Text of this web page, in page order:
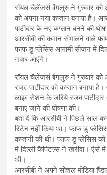
रॉयल चैलेंजर्स बेंगलुरु ने गुरुवार को
को अपना नया कप्‍तान बनाया है।
पाटीदार के नए कप्‍तान बनने की
आरसीबी की कमान संभालने वाले
फाफ डु प्‍लेसिस आगामी सीजन में
नजर आएंगे।
रॉयल चैलेंजर्स बेंगलुरु ने गुरुवार
रजत पाटीदार को कप्‍तान बनाया
लाइव सेशन के जरिये रजत पाटीदार
बनाए जाने की घोषणा की।
बता दें कि आरसीबी ने पिछले साल
रिटेन नहीं किया था। फाफ डु
कप्‍तानी की थी। फाफ डु प्‍लेसिस
में दिल्‍ली कैपिटल्‍स ने खरीदा। ऐसे
थी।
आरसीबी ने अपने सोशल मीडिया